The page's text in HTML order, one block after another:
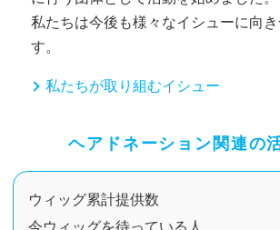
私たちは今後も様々なイシューに向
す。
私たちが取り組むイシュー
ヘアドネーション関連の
ウィッグ累計提供数